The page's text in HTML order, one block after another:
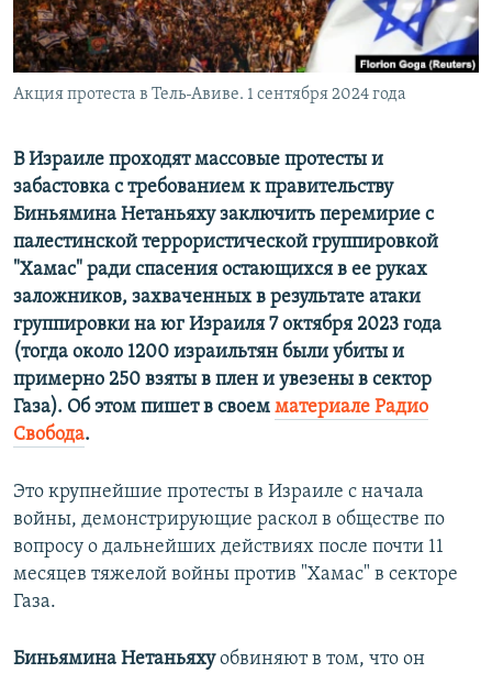
УКРАИНСКАЯ ПРОБЛЕМА КРЫМА
Все сайты RFE/RL
Акция протеста в Тель-Авиве. 1 сентября 2024 года
В Израиле проходят массовые протесты и
забастовка с требованием к правительству
Биньямина Нетаньяху заключить перемирие с
палестинской террористической группировкой
"Хамас" ради спасения остающихся в ее руках
заложников, захваченных в результате атаки
группировки на юг Израиля 7 октября 2023 года
(тогда около 1200 израильтян были убиты и
примерно 250 взяты в плен и увезены в сектор
Газа). Об этом пишет в своем материале Радио
Свобода.
Это крупнейшие протесты в Израиле с начала
войны, демонстрирующие раскол в обществе по
вопросу о дальнейших действиях после почти 11
месяцев тяжелой войны против "Хамас" в секторе
Газа.
Биньямина Нетаньяхуобвиняют в том, что он